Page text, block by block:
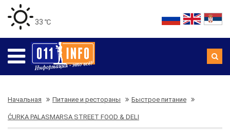
33 ℃
Начальная Питание и рестораны Быстрое питание
ĆURKA PALASMARSA STREET FOOD & DELI